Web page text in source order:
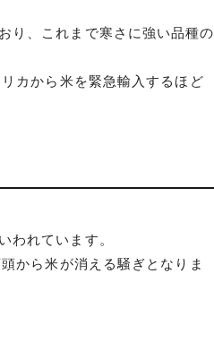
り、これまで寒さに強い品種の
カから米を緊急輸入するほど
われています。
から米が消える騒ぎとなりま